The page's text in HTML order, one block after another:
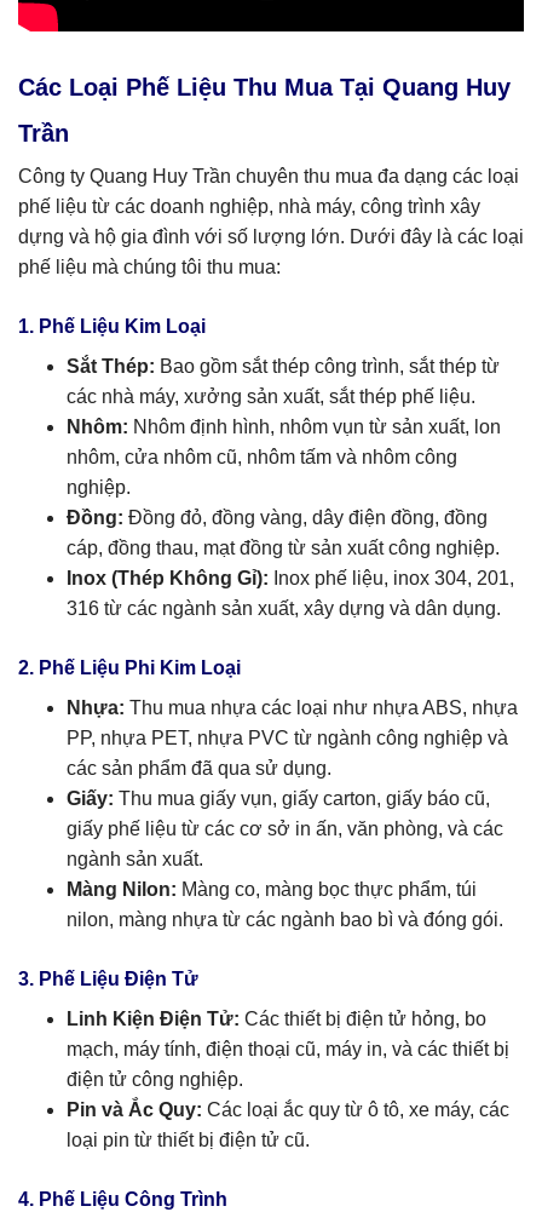
Các Loại Phế Liệu Thu Mua Tại Quang Huy
Trần
Công ty Quang Huy Trần chuyên thu mua đa dạng các loại
phế liệu từ các doanh nghiệp, nhà máy, công trình xây
dựng và hộ gia đình với số lượng lớn. Dưới đây là các loại
phế liệu mà chúng tôi thu mua:
1. Phế Liệu Kim Loại
Sắt Thép: Bao gồm sắt thép công trình, sắt thép từ
các nhà máy, xưởng sản xuất, sắt thép phế liệu.
Nhôm: Nhôm định hình, nhôm vụn từ sản xuất, lon
nhôm, cửa nhôm cũ, nhôm tấm và nhôm công
nghiệp.
Đồng: Đồng đỏ, đồng vàng, dây điện đồng, đồng
cáp, đồng thau, mạt đồng từ sản xuất công nghiệp.
Inox (Thép Không Gỉ): Inox phế liệu, inox 304, 201,
316 từ các ngành sản xuất, xây dựng và dân dụng.
2. Phế Liệu Phi Kim Loại
Nhựa: Thu mua nhựa các loại như nhựa ABS, nhựa
PP, nhựa PET, nhựa PVC từ ngành công nghiệp và
các sản phẩm đã qua sử dụng.
Giấy: Thu mua giấy vụn, giấy carton, giấy báo cũ,
giấy phế liệu từ các cơ sở in ấn, văn phòng, và các
ngành sản xuất.
Màng Nilon: Màng co, màng bọc thực phẩm, túi
nilon, màng nhựa từ các ngành bao bì và đóng gói.
3. Phế Liệu Điện Tử
Linh Kiện Điện Tử: Các thiết bị điện tử hỏng, bo
mạch, máy tính, điện thoại cũ, máy in, và các thiết bị
điện tử công nghiệp.
Pin và Ắc Quy: Các loại ắc quy từ ô tô, xe máy, các
loại pin từ thiết bị điện tử cũ.
4. Phế Liệu Công Trình